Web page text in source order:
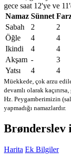
gece saat 12'ye ve
Namaz Sünnet
Sabah
2 2
Öğle
4 4
Ikindi
4 4
Akşam - 3
Yatsı
4 4
Müekkede, çok arzu
devamlı olarak
Hz. Peygamberimizin
yapmadığı namazlardır.
Brønderslev
Harita Ek Bilgiler